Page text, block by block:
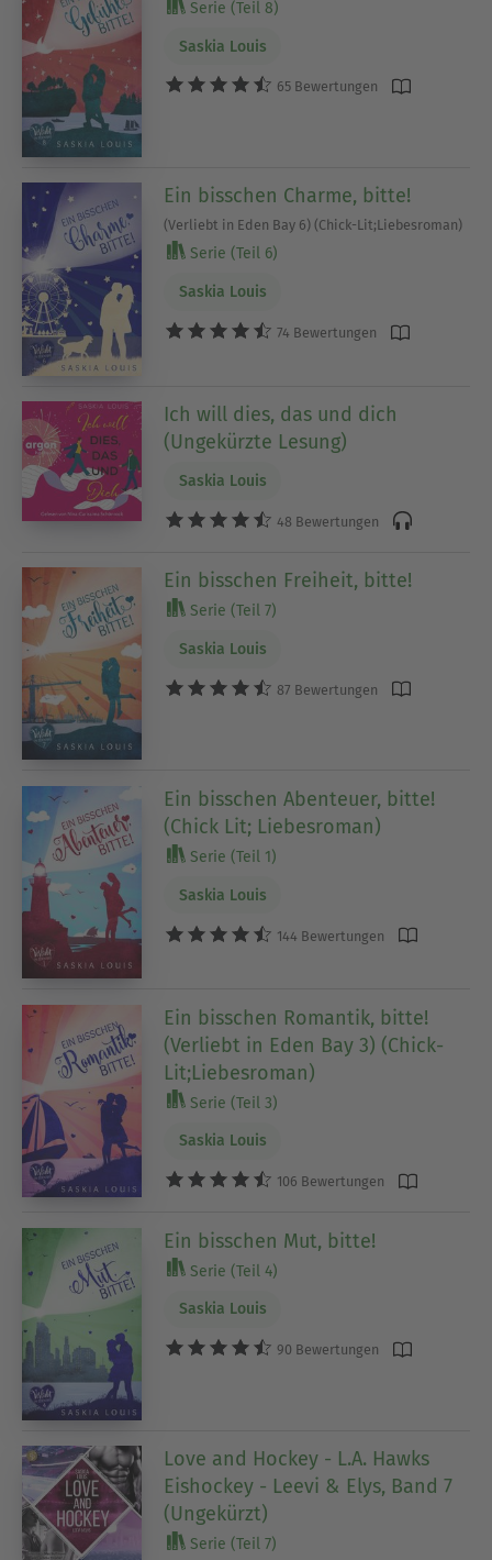
Serie (Teil 8)
Saskia Louis
65 Bewertungen
Ein bisschen Charme, bitte!
(Verliebt in Eden Bay 6) (Chick-Lit;Liebesroman)
Serie (Teil 6)
Saskia Louis
74 Bewertungen
Ich will dies, das und dich
(Ungekürzte Lesung)
Saskia Louis
48 Bewertungen
Ein bisschen Freiheit, bitte!
Serie (Teil 7)
Saskia Louis
87 Bewertungen
Ein bisschen Abenteuer, bitte!
(Chick Lit; Liebesroman)
Serie (Teil 1)
Saskia Louis
144 Bewertungen
Ein bisschen Romantik, bitte!
(Verliebt in Eden Bay 3) (Chick-
Lit;Liebesroman)
Serie (Teil 3)
Saskia Louis
106 Bewertungen
Ein bisschen Mut, bitte!
Serie (Teil 4)
Saskia Louis
90 Bewertungen
Love and Hockey - L.A. Hawks
Eishockey - Leevi & Elys, Band 7
(Ungekürzt)
Serie (Teil 7)